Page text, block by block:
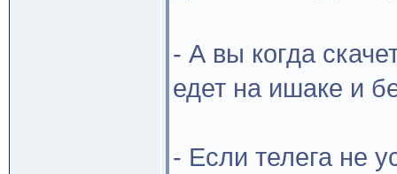
- А вы когда
едет на ишаке и
- Если телега не